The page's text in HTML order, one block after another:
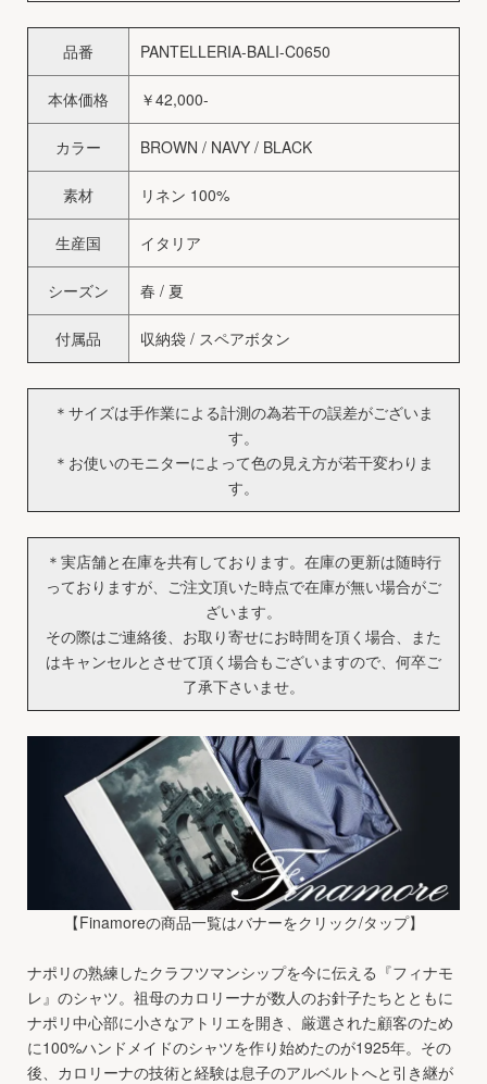
品番 PANTELLERIA-BALI-C0650
本体価格 ￥42,000-
カラー BROWN / NAVY / BLACK
素材 リネン 100%
生産国 イタリア
シーズン 春 / 夏
付属品 収納袋 / スペアボタン
＊サイズは手作業による計測の為若干の誤差がございま
す。
＊お使いのモニターによって色の見え方が若干変わりま
す。
＊実店舗と在庫を共有しております。在庫の更新は随時行
っておりますが、ご注文頂いた時点で在庫が無い場合がご
ざいます。
その際はご連絡後、お取り寄せにお時間を頂く場合、また
はキャンセルとさせて頂く場合もございますので、何卒ご
了承下さいませ。
【Finamoreの商品一覧はバナーをクリック/タップ】
ナポリの熟練したクラフツマンシップを今に伝える『フィナモ
レ』のシャツ。祖母のカロリーナが数人のお針子たちとともに
ナポリ中心部に小さなアトリエを開き、厳選された顧客のため
に100%ハンドメイドのシャツを作り始めたのが1925年。その
後、カロリーナの技術と経験は息子のアルベルトへと引き継が